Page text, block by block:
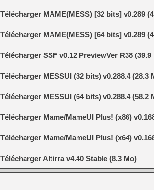
Télécharger MAME(MESS) [32 bits] v0.289
Télécharger MAME(MESS) [64 bits] v0.289
Télécharger SSF v0.12 PreviewVer R38 (39.9
Télécharger MESSUI (32 bits) v0.288.4 (28.3
Télécharger MESSUI (64 bits) v0.288.4 (58.2
Télécharger Mame/MameUI Plus! (x86)
Télécharger Mame/MameUI Plus! (x64)
Télécharger Altirra v4.40 Stable (8.3 Mo)